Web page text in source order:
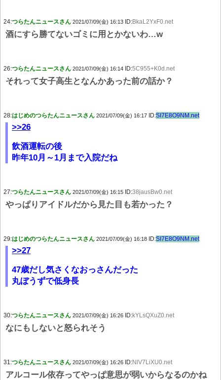
24:つらたんニュースさん 2021/07/09(金) 16:13 ID:BkaL2YxF0.net
酒にすら勝てないゴミに用とかないわ…w
26:つらたんニュースさん 2021/07/09(金) 16:14 ID:5C955+K0d.net
それって女子高生となんかあった前の話か？
28:はじめのつらたんニュースさん 2021/07/09(金) 16:17 ID:SI7E8O9NM.net
>>26
飲酒運転の後
昨年10月～1月まで入院だね
27:つらたんニュースさん 2021/07/09(金) 16:15 ID:38jausBw0.net
やっぱりアイドルだから見た目も若かった？
29:はじめのつらたんニュースさん 2021/07/09(金) 16:18 ID:SI7E8O9NM.net
>>27
47歳だし気さくなおっさんだった
丸ぼうずで低身長
30:つらたんニュースさん 2021/07/09(金) 16:26 ID:kYLsQXuZ0.net
なにもしないと怒られそう
31:つらたんニュースさん 2021/07/09(金) 16:26 ID:NlV7LiXU0.net
アルコール依存ってやっぱ意思が弱いからなるのかね